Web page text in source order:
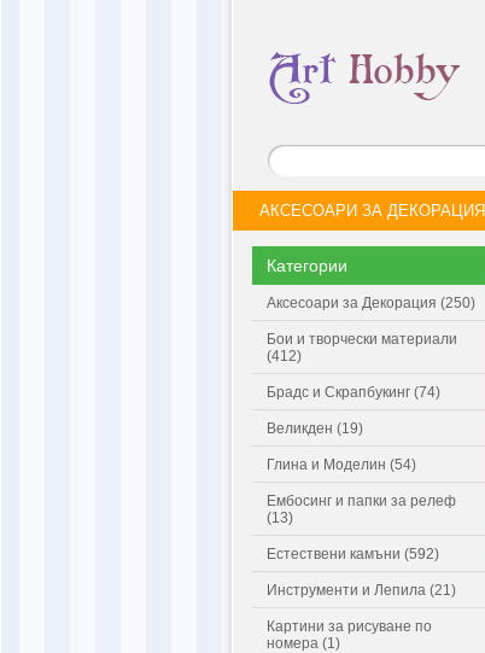
АКСЕСОАРИ ЗА ДЕКОРАЦИЯ
Категории
Аксесоари за Декорация (250)
Бои и творчески материали
(412)
Брадс и Скрапбукинг (74)
Великден (19)
Глина и Моделин (54)
Ембосинг и папки за релеф
(13)
Естествени камъни (592)
Инструменти и Лепила (21)
Картини за рисуване по
номера (1)